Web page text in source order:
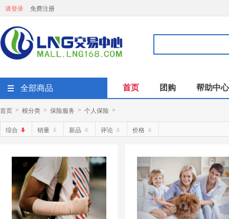
请登录 免费注册
全部商品 首页 团购 帮助中心
首页 > 根分类 > 保险服务 > 个人保险 >
综合 销量 新品 评论 价格